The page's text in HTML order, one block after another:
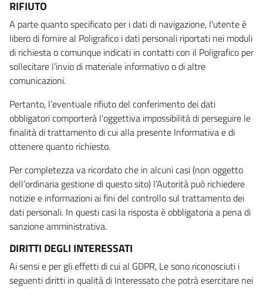
RIFIUTO
A parte quanto specificato per i dati di navigazione, l’utente è
libero di fornire al Poligrafico i dati personali riportati nei moduli
di richiesta o comunque indicati in contatti con il Poligrafico per
sollecitare l’invio di materiale informativo o di altre
comunicazioni.
Pertanto, l’eventuale rifiuto del conferimento dei dati
obbligatori comporterà l’oggettiva impossibilità di perseguire le
finalità di trattamento di cui alla presente Informativa e di
ottenere quanto richiesto.
Per completezza va ricordato che in alcuni casi (non oggetto
dell’ordinaria gestione di questo sito) l’Autorità può richiedere
notizie e informazioni ai fini del controllo sul trattamento dei
dati personali. In questi casi la risposta è obbligatoria a pena di
sanzione amministrativa.
DIRITTI DEGLI INTERESSATI
Ai sensi e per gli effetti di cui al GDPR, Le sono riconosciuti i
seguenti diritti in qualità di Interessato che potrà esercitare nei